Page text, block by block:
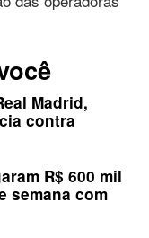
Madrid,
contra
R$ 600 mil
semana com